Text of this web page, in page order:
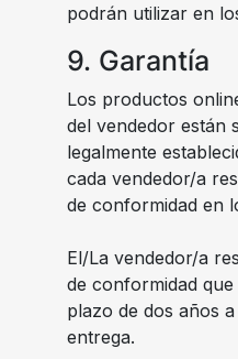
podrán utilizar en
9. Garantía
Los productos
del vendedor están
legalmente
cada vendedor/a
de conformidad en
El/La vendedor/a
de conformidad
plazo de dos años
entrega.